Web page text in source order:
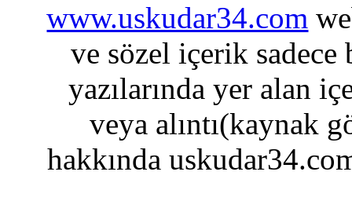
www.uskudar34.com
ve sözel içerik sadece
yazılarında yer alan
veya alıntı(kaynak
hakkında